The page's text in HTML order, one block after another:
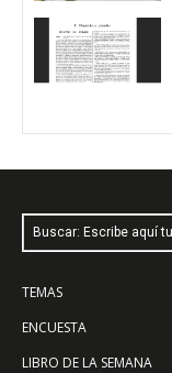
Buscar: Escribe aquí
TEMAS
ENCUESTA
LIBRO DE LA SEMANA